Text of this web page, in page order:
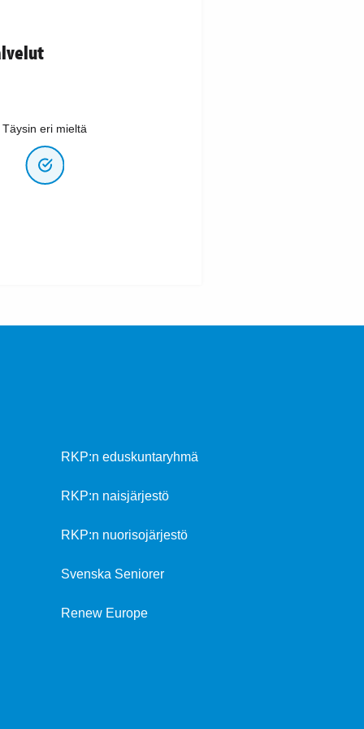
Täysin eri mieltä
RKP:n eduskuntaryhmä
RKP:n naisjärjestö
RKP:n nuorisojärjestö
Svenska Seniorer
Renew Europe